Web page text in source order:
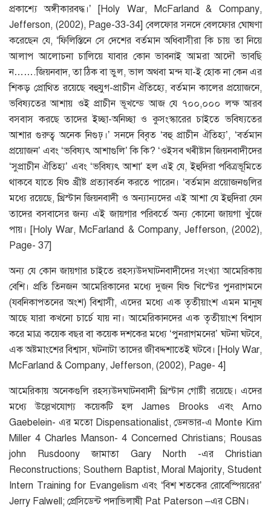
প্রকাশ্যে অঙ্গীকারবদ্ধ।’ [Holy War, McFarland & Company,
Jefferson, (2002), Page-33-34] বেলফোর সনদে বেলফোর ঘোষণা
করেছেন যে, ‘ফিলিস্তিনে সে দেশের বর্তমান অধিবাসীরা কি চায় তা নিয়ে
আলাপ আলোচনা চালিয়ে যাবার কোন ভাবনাই আমরা আদৌ ভাবছি
ন…….জিয়নবাদ, তা ঠিক বা ভুল, ভাল অথবা মন্দ যা-ই হোক না কেন এর
শিকড় প্রোথিত রয়েছে বহুযুগ-প্রাচীন ঐতিহ্যে, বর্তমান কালের প্রয়োজনে,
ভবিষ্যতের আশায় ওই প্রাচীন ভূখন্ডে আজ যে ৭০০,০০০ লক্ষ আরব
বসবাস করছে তাদের ইচ্ছা-অনিচ্ছা ও কুসংস্কারের চাইতে ভবিষ্যতের
আশার গুরুত্ব অনেক নিগুঢ়।’ সনদে বিবৃত ‘বহু প্রাচীন ঐতিহ্য’, ‘বর্তমান
প্রয়োজন’ এবং ‘ভবিষ্যৎ আশাগুলি’ কি কি? ‘ওইসব খ্ৰীষ্টান জিয়নবাদীদের
‘সুপ্রাচীন ঐতিহ্য’ এবং ‘ভবিষ্যৎ আশা’ হল এই যে, ইহুদিরা পবিত্রভূমিতে
থাকবে যাতে যিশু খ্রীষ্ট প্রত্যাবর্তন করতে পারেন। ‘বর্তমান প্রয়োজনগুলির
মধ্যে রয়েছে, খ্রিস্টান জিয়নবাদী ও অন্যান্যদের এই আশা যে ইহুদিরা যেন
তাদের বসবাসের জন্য এই জায়গার পরিবর্তে অন্য কোনো জায়গা খুঁজে
পায়। [Holy War, McFarland & Company, Jefferson, (2002),
Page- 37]
অন্য যে কোন জায়গার চাইতে রহস্যউদ্ঘাটনবাদীদের সংখ্যা আমেরিকায়
বেশি। প্রতি তিনজন আমেরিকানের মধ্যে দুজন যিশু খিস্টের পুনরাগমনে
(যবনিকাপতনের অংশ) বিশ্বাসী, এদের মধ্যে এক তৃতীয়াংশ এমন মানুষ
আছে যারা কখনো চার্চে যায় না। আমেরিকানদের এক তৃতীয়াংশ বিশ্বাস
করে মাত্র কয়েক বছর বা কয়েক দশকের মধ্যে ‘পুনরাগমনের’ ঘটনা ঘটবে,
এক অষ্টমাংশের বিশ্বাস, ঘটনাটা তাদের জীবদ্দশাতেই ঘটবে। [Holy War,
McFarland & Company, Jefferson, (2002), Page- 4]
আমেরিকায় অনেকগুলি রহস্যউদ্ঘাটনবাদী খ্রিস্টান গোষ্টী রয়েছে। এদের
মধ্যে উল্লেখযোগ্য কয়েকটি হল James Brooks এবং Arno
Gaebelein- এর মতো Dispensationalist, ডেনভার-এ Monte Kim
Miller 4 Charles Manson- 4 Concerned Christians; Rousas
john Rusdoony জামাতা Gary North -এর Christian
Reconstructions; Southern Baptist, Moral Majority, Student
Intern Training for Evangelism এবং ‘বিশ শতকের রোবেস্পিয়রের’
Jerry Falwell; প্রেসিডেন্ট পদাভিলাষী Pat Paterson –এর CBN।